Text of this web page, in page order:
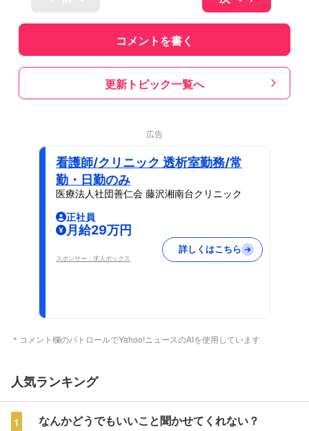
コメントを書く
更新トピック一覧へ
広告
看護師/クリニック 透析室勤務/常
勤・日勤のみ
医療法人社団善仁会 藤沢湘南台クリニック
正社員
月給29万円
スポンサー：求人ボックス
詳しくはこちら
＊コメント欄のパトロールでYahoo!ニュースのAIを使用しています
人気ランキング
1 なんかどうでもいいこと聞かせてくれない？